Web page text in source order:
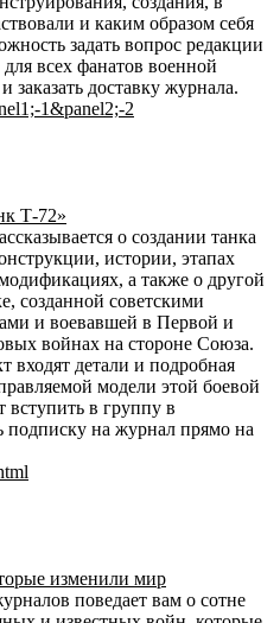
и каким образом себя
задать вопрос редакции
всех фанатов военной
доставку журнала.
1&panel2;-2
Т-72»
о создании танка
истории, этапах
а также о другой
созданной советскими
и воевавшей в Первой и
войнах на стороне Союза.
детали и подробная
модели этой боевой
в группу в
подписку на журнал прямо на
изменили мир
поведает вам о сотне